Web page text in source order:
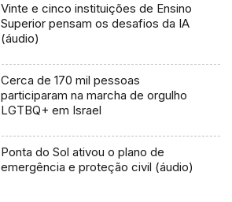
Vinte e cinco instituições de Ensino
Superior pensam os desafios da IA
(áudio)
Cerca de 170 mil pessoas
participaram na marcha de orgulho
LGTBQ+ em Israel
Ponta do Sol ativou o plano de
emergência e proteção civil (áudio)